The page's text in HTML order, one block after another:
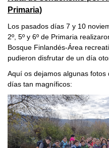
Primaria)
Los pasados días 7 y 10
2º, 5º y 6º de Primaria
Bosque Finlandés-Área
pudieron disfrutar de un día
Aquí os dejamos algunas
días tan magníficos: